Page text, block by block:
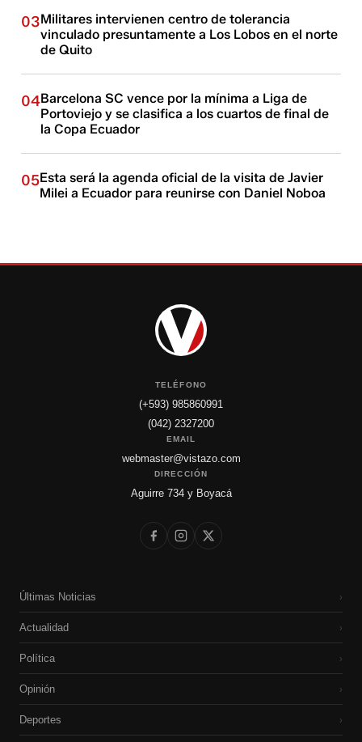
03Militares intervienen centro de tolerancia
vinculado presuntamente a Los Lobos en el norte
de Quito
04Barcelona SC vence por la mínima a Liga de
Portoviejo y se clasifica a los cuartos de final de
la Copa Ecuador
05Esta será la agenda oficial de la visita de Javier
Milei a Ecuador para reunirse con Daniel Noboa
TELÉFONO
(+593) 985860991
(042) 2327200
EMAIL
webmaster@vistazo.com
DIRECCIÓN
Aguirre 734 y Boyacá
Últimas Noticias ›
Actualidad ›
Política ›
Opinión ›
Deportes ›